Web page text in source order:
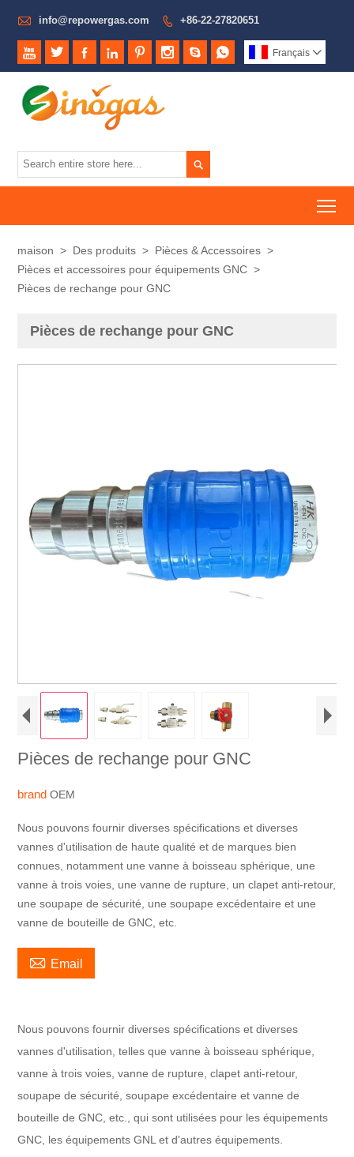
 info@repowergas.com  +86-22-27820651
        Français 

maison > Des produits > Pièces & Accessoires >
Pièces et accessoires pour équipements GNC >
Pièces de rechange pour GNC
Pièces de rechange pour GNC
Pièces de rechange pour GNC
brandOEM
Nous pouvons fournir diverses spécifications et diverses
vannes d'utilisation de haute qualité et de marques bien
connues, notamment une vanne à boisseau sphérique, une
vanne à trois voies, une vanne de rupture, un clapet anti-retour,
une soupape de sécurité, une soupape excédentaire et une
vanne de bouteille de GNC, etc.
 Email
Nous pouvons fournir diverses spécifications et diverses
vannes d'utilisation, telles que vanne à boisseau sphérique,
vanne à trois voies, vanne de rupture, clapet anti-retour,
soupape de sécurité, soupape excédentaire et vanne de
bouteille de GNC, etc., qui sont utilisées pour les équipements
GNC, les équipements GNL et d'autres équipements.